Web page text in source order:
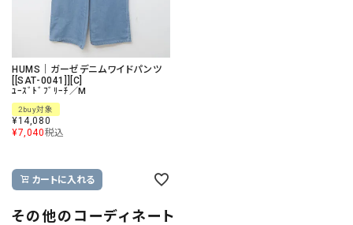
HUMS｜ガーゼデニムワイドパンツ
[[SAT-0041]][C]
ﾕｰｽﾞﾄﾞﾌﾞﾘｰﾁ／M
2buy対象
¥14,080
¥7,040税込
カートに入れる
その他のコーディネート